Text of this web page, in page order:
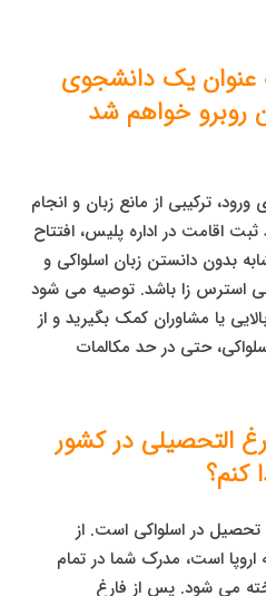
عنوان یک دانشجوی
روبرو خواهم شد
ورود، ترکیبی از مانع زبان و انجام
ثبت اقامت در اداره پلیس، افتتاح
بدون دانستن زبان اسلواکی و
استرس زا باشد. توصیه می شود
یا مشاوران کمک بگیرید و از
حتی در حد مکالمات
التحصیلی در کشور
کنم؟
تحصیل در اسلواکی است. از
اروپا است، مدرک شما در تمام
می شود. پس از فارغ